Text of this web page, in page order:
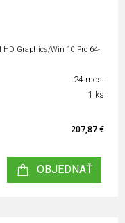
HD Graphics/Win 10 Pro 64-
24 mes.
1 ks
207,87 €
OBJEDNAŤ